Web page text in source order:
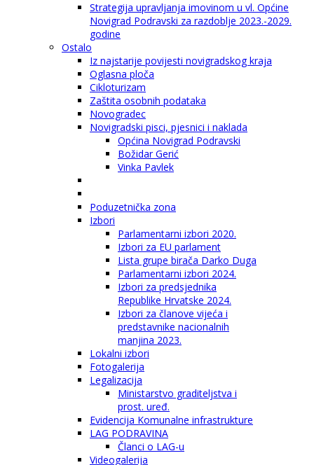
Strategija upravljanja imovinom u vl. Općine
Novigrad Podravski za razdoblje 2023.-2029.
godine
Ostalo
Iz najstarije povijesti novigradskog kraja
Oglasna ploča
Cikloturizam
Zaštita osobnih podataka
Novogradec
Novigradski pisci, pjesnici i naklada
Općina Novigrad Podravski
Božidar Gerić
Vinka Pavlek
Poduzetnička zona
Izbori
Parlamentarni izbori 2020.
Izbori za EU parlament
Lista grupe birača Darko Duga
Parlamentarni izbori 2024.
Izbori za predsjednika
Republike Hrvatske 2024.
Izbori za članove vijeća i
predstavnike nacionalnih
manjina 2023.
Lokalni izbori
Fotogalerija
Legalizacija
Ministarstvo graditeljstva i
prost. uređ.
Evidencija Komunalne infrastrukture
LAG PODRAVINA
Članci o LAG-u
Videogalerija